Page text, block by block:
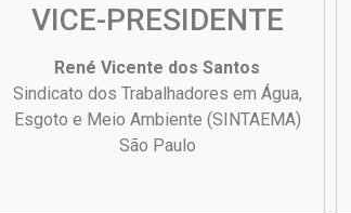
VICE-PRESIDENTE
René Vicente dos Santos
Sindicato dos Trabalhadores em Água,
Esgoto e Meio Ambiente (SINTAEMA)
São Paulo